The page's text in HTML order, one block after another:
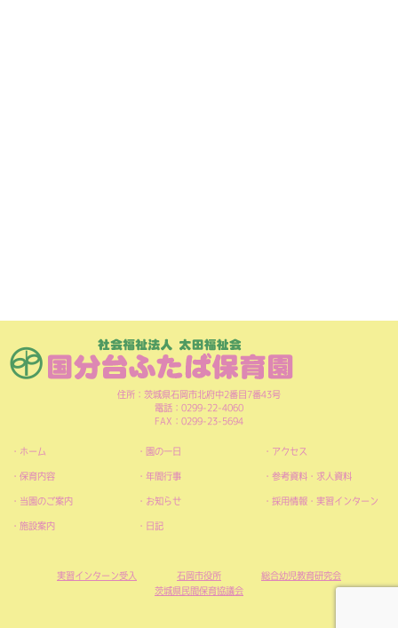
住所：茨城県石岡市北府中2番目7番43号
電話：0299-22-4060
FAX：0299-23-5694
ホーム
保育内容
当園のご案内
施設案内
園の一日
年間行事
お知らせ
日記
アクセス
参考資料・求人資料
採用情報・実習インターン
実習インターン受入 石岡市役所
総合幼児教育研究会
茨城県民間保育協議会